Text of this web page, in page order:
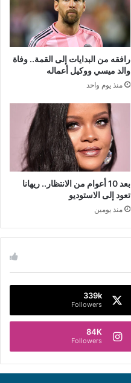
رافقه من البدايات إلى القمة.. وفاة
والد ميسي ووكيل أعماله
منذ يوم واحد
بعد 10 أعوام من الانتظار.. ريهانا
تعود إلى الاستوديو
منذ يومين
339k
Followers
84K
Followers